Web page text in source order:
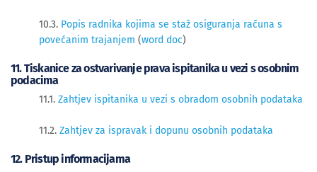
10.3. Popis radnika kojima se staž osiguranja računa s
povećanim trajanjem (word doc)
11. Tiskanice za ostvarivanje prava ispitanika u vezi s osobnim
podacima
11.1. Zahtjev ispitanika u vezi s obradom osobnih podataka
11.2. Zahtjev za ispravak i dopunu osobnih podataka
12. Pristup informacijama